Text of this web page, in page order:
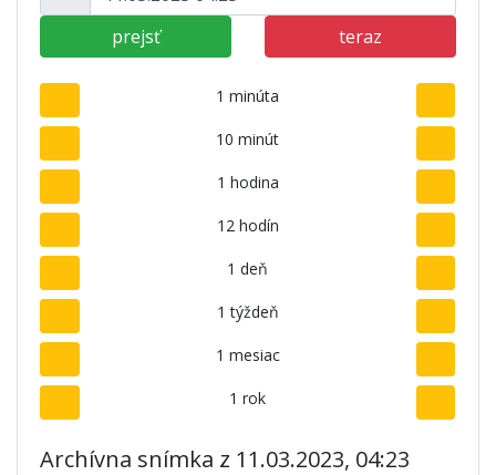
prejsť teraz
1 minúta
10 minút
1 hodina
12 hodín
1 deň
1 týždeň
1 mesiac
1 rok
Archívna snímka z 11.03.2023, 04:23